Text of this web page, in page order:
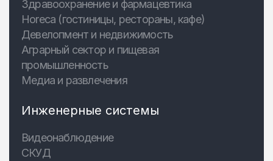
Здравоохранение и фармацевтика
Horeca (гостиницы, рестораны, кафе)
Девелопмент и недвижимость
Аграрный сектор и пищевая
промышленность
Медиа и развлечения
Инженерные системы
Видеонаблюдение
СКУД